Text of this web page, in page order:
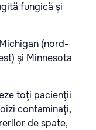
fungică şi
(nord-
şi Minnesota
toţi pacienţii
contaminaţi,
de spate,